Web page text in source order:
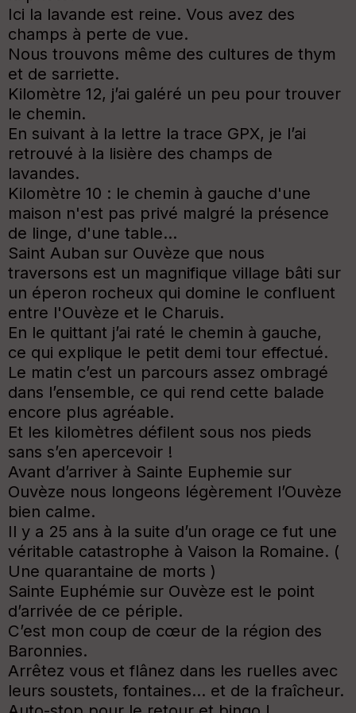
Ici la lavande est reine. Vous avez des
champs à perte de vue.
Nous trouvons même des cultures de thym
et de sarriette.
Kilomètre 12, j’ai galéré un peu pour trouver
le chemin.
En suivant à la lettre la trace GPX, je l’ai
retrouvé à la lisière des champs de
lavandes.
Kilomètre 10 : le chemin à gauche d'une
maison n'est pas privé malgré la présence
de linge, d'une table...
Saint Auban sur Ouvèze que nous
traversons est un magnifique village bâti sur
un éperon rocheux qui domine le confluent
entre l'Ouvèze et le Charuis.
En le quittant j’ai raté le chemin à gauche,
ce qui explique le petit demi tour effectué.
Le matin c’est un parcours assez ombragé
dans l’ensemble, ce qui rend cette balade
encore plus agréable.
Et les kilomètres défilent sous nos pieds
sans s’en apercevoir !
Avant d’arriver à Sainte Euphemie sur
Ouvèze nous longeons légèrement l’Ouvèze
bien calme.
Il y a 25 ans à la suite d’un orage ce fut une
véritable catastrophe à Vaison la Romaine. (
Une quarantaine de morts )
Sainte Euphémie sur Ouvèze est le point
d’arrivée de ce périple.
C’est mon coup de cœur de la région des
Baronnies.
Arrêtez vous et flânez dans les ruelles avec
leurs soustets, fontaines… et de la fraîcheur.